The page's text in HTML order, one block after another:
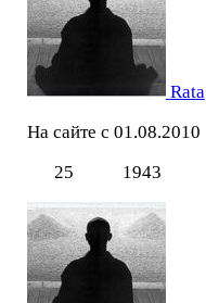
Rata
На сайте с 01.08.2010
25
1943